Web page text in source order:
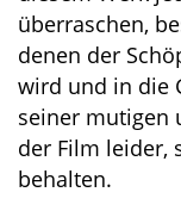
überraschen,
denen der
wird und in die
seiner mutigen
der Film leider,
behalten.